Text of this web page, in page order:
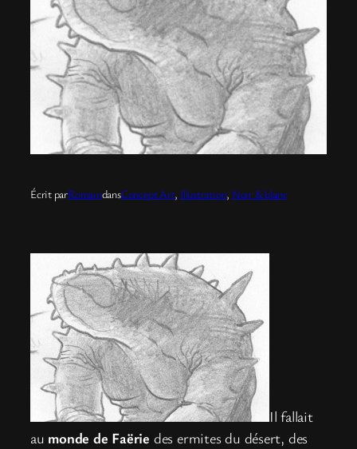
Écrit parRomaindansConcept Art, Illustration, Noir & blanc
Il fallait
au monde de Faërie des ermites du désert, des